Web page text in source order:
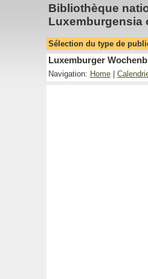
Bibliothèque
Luxemburgensia
Sélection du type de
Luxemburger
Navigation: Home|